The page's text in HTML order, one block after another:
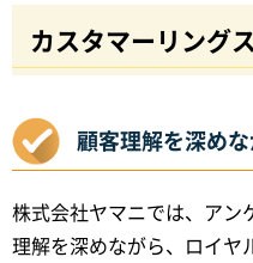
カスタマーリング
顧客理解を深め
株式会社ヤマニでは、アン
理解を深めながら、ロイヤ